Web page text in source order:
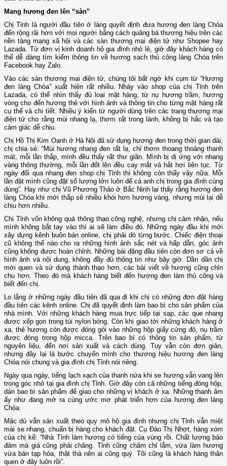
Mang hương đen lên “sàn”
Chị Tỉnh là người đầu tiên ở làng quyết định đưa hương đen làng Chóa
đến rộng rãi hơn với mọi người bằng cách quảng bá thương hiệu trên các
nền tảng mạng xã hội và các sàn thương mại điện tử như Shopee hay
Lazada. Từ đơn vị kinh doanh hộ gia đình nhỏ lẻ, giờ đây khách hàng có
thể dễ dàng tìm kiếm thông tin về hương sạch thủ công làng Chóa trên
Facebook hay Zalo.
Vào các sàn thương mại điện tử, chúng tôi bất ngờ khi cụm từ “Hương
đen làng Chóa” xuất hiện rất nhiều. Nháy vào shop của chị Tỉnh trên
Lazada, có thể nhìn thấy đủ loại mặt hàng, từ nụ hương trầm, hương
vòng cho đến hương thẻ với hình ảnh và thông tin cho từng mặt hàng rất
cụ thể và chi tiết. Nhiều ý kiến từ người dùng trên các trang thương mại
điện tử cho rằng mùi nhang lạ, thơm rất trong lành, không bị hắc và tạo
cảm giác dễ chịu.
Chị Hồ Thị Kim Oanh ở Hà Nội đã sử dụng hương đen trong thời gian dài,
chị chia sẻ: “Mùi hương nhang đen rất lạ, chỉ thơm thoang thoảng thanh
mát, mỗi lần thắp, mình đều thấy rất thư giãn. Mình bị dị ứng với nhang
vàng thông thường, mỗi lần đốt lên đều cay mắt và hắt hơi liên tục. Từ
ngày đổi qua nhang đen shop chị Tỉnh thì không còn thấy vậy nữa. Mỗi
lần đặt mình cũng đặt số lượng lớn luôn để cả anh chị trong gia đình cùng
dùng”. Hay như chị Vũ Phương Thảo ở Bắc Ninh lại thấy rằng hương đen
làng Chóa khi mới thắp sẽ nhiều khói hơn hương vàng, nhưng mùi lại dễ
chịu hơn nhiều.
Chị Tỉnh vốn không quá thông thạo công nghệ, nhưng chị cảm nhận, nếu
mình không bắt tay vào thì ai sẽ làm điều đó. Những ngày đầu khi mới
xây dựng kênh buôn bán online, chị phải dò từng bước. Chiếc điện thoại
cũ không thể nào cho ra những hình ảnh sắc nét và hấp dẫn, góc ảnh
cũng không được hoàn chỉnh. Những bài đăng đầu tiên còn đơn sơ cả về
hình ảnh và nội dung, không đầy đủ thông tin như bây giờ. Dần dần chị
mới quen và sử dụng thành thạo hơn, các bài viết về hương cũng chỉn
chu hơn. Theo đó mà khách hàng biết đến hương đen làm thủ công và
biết đến chị.
Lo lắng ở những ngày đầu tiên đã qua đi khi chị có những đơn đặt hàng
đầu tiên các kênh online. Chị đã quyết định làm bao bì cho sản phẩm của
nhà mình. Với những khách hàng mua trực tiếp tại sạp, các que nhang
được xếp gọn trong túi nylon bóng. Còn khi giao tới những khách hàng ở
xa, thẻ hương còn được đóng gói vào những hộp giấy cứng đỏ, nụ trầm
được đóng trong hộp micca. Trên bao bì có thông tin sản phẩm, từ
nguyên liệu, đến nơi sản xuất và cách dùng. Tuy vẫn còn đơn giản,
nhưng đây lại là bước chuyển mình cho thương hiệu hương đen làng
Chóa nói chung và gia đình chị Tỉnh nói riêng.
Ngày qua ngày, tiếng lạch xạch của thanh nứa khi se hương vẫn vang lên
trong góc nhỏ tại gia đình chị Tỉnh. Giờ đây còn cả những tiếng đóng hộp,
dán bao bì sản phẩm để giao cho những vị khách ở xa. Những thanh âm
ấy như đang mở ra cùng ước mơ phát triển hơn của hương đen làng
Chóa.
Mặc dù vẫn sản xuất theo quy mô hộ gia đình nhưng chị Tỉnh vẫn miệt
mài se nhang, chuẩn bị hàng cho khách đặt. Cụ Đào Thị Nhợt, hàng xóm
của chị kể: “Nhà Tỉnh làm hương có tiếng của vùng rồi. Chất lượng bảo
đảm mà giá cũng phải chăng. Tỉnh cũng chăm chỉ lắm, vừa làm hương
vừa bán tạp hóa, thật thà nên ai cũng quý. Tôi cũng là khách hàng thân
quen ở đây luôn rồi”.